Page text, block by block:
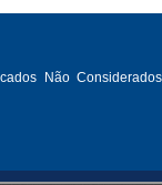
Não